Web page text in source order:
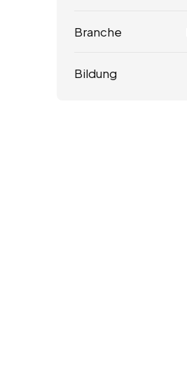
Branche
Bildung